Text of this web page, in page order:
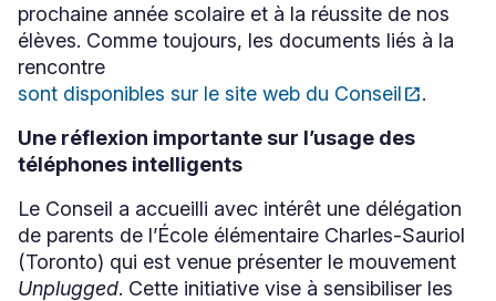
prochaine année scolaire et à la réussite de nos
élèves. Comme toujours, les documents liés à la
rencontre
sont disponibles sur le site web du Conseilopen_in_new
Ce
s'ouvrira
dans
nouvelle
fenêtre
.
Une réflexion importante sur l’usage des
téléphones intelligents
Le Conseil a accueilli avec intérêt une délégation
de parents de l’École élémentaire Charles-Sauriol
(Toronto) qui est venue présenter le mouvement
Unplugged. Cette initiative vise à sensibiliser les